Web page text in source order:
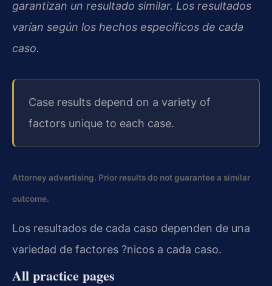
garantizan un resultado similar. Los resultados
varían según los hechos específicos de cada
caso.
Case results depend on a variety of
factors unique to each case.
Attorney advertising. Prior results do not guarantee a similar
outcome.
Los resultados de cada caso dependen de una
variedad de factores ?nicos a cada caso.
All practice pages